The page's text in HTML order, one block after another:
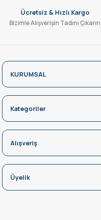
Ücretsiz & Hızlı Kargo
Bizimle Alışverişin Tadını Çıkarın
KURUMSAL
Kategoriler
Alışveriş
Üyelik